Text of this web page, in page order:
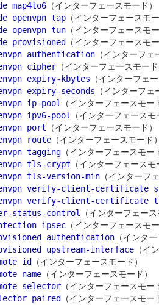
map4to6 （インターフェースモード）
openvpn tap （インターフェースモ
openvpn tun （インターフェースモ
provisioned
（インターフェースモ
authentication （インターフ
cipher （インターフェースモー
expiry-kbytes （インターフェ
expiry-seconds （インターフ
ip-pool
（インターフェースモー
ipv6-pool
（インターフェース
port （インターフェースモード）
route （インターフェースモード
tagging （インターフェースモー
tls-crypt （インターフェース
tls-version-min （インターフ
verify-client-certificate
verify-client-certificate
status-control
（インターフェー
ipsec （インターフェースモ
authentication （インタ
upstream-interface （イ
id
（インターフェースモード）
name （インターフェースモード）
selector （インターフェースモー
paired
（インターフェースモー